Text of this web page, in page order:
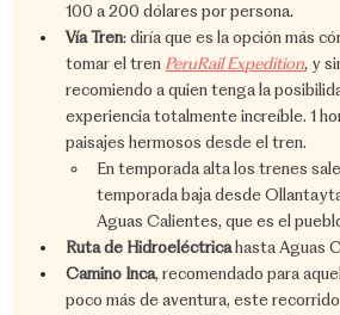
100 a 200 dólares por persona.
Vía Tren: diría que es la opción más
tomar el tren PeruRail Expedition, y
recomiendo a quien tenga la
experiencia totalmente increíble. 1
paisajes hermosos desde el tren.
En temporada alta los trenes
temporada baja desde
Aguas Calientes, que es el
Ruta de Hidroeléctrica hasta Aguas
Camino Inca, recomendado para
poco más de aventura, este